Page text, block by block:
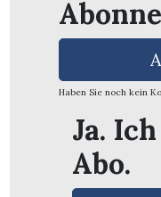
Haben Sie noch kein
Ja.
Abo.